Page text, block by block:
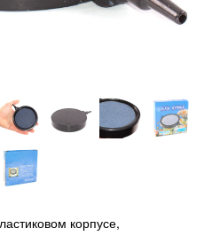
корпусе,